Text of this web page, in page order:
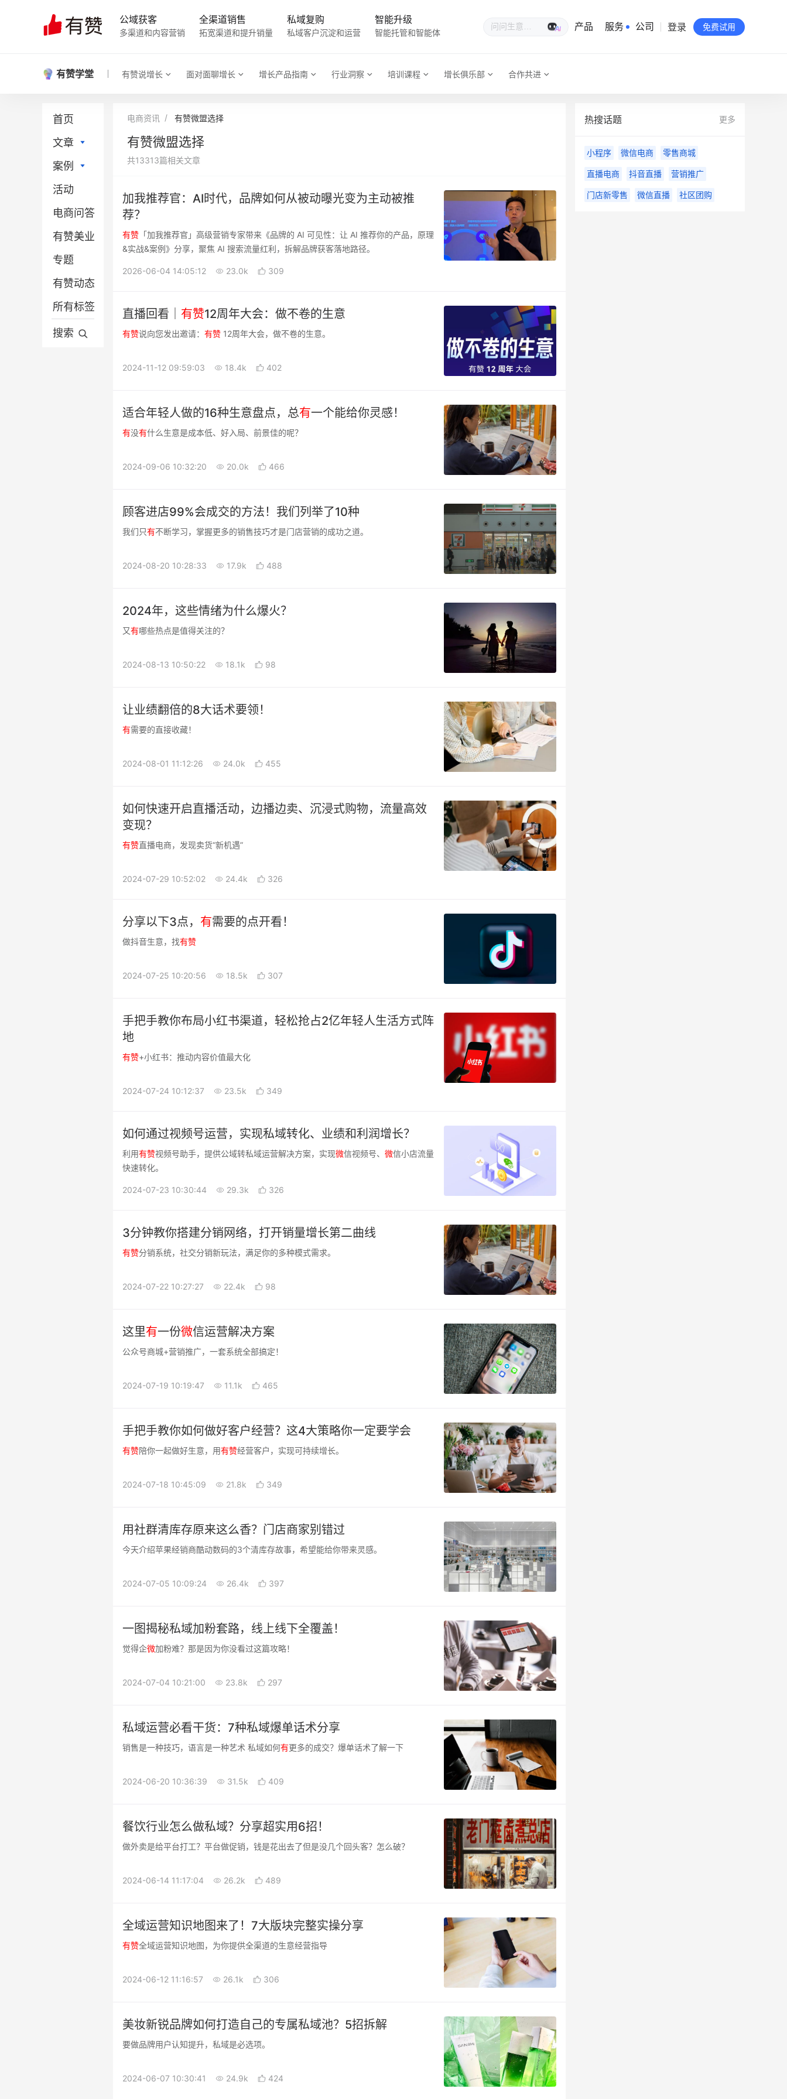
公域获客
多渠道和内容营销
全渠道销售
拓宽渠道和提升销量
私域复购
私域客户沉淀和运营
智能升级
智能托管和智能体
生意专家
产品 服务 公司
品牌物料下载
员工验证
有赞公益
登录 免费试用
有赞学堂 有赞说增长 面对面聊增长 增长产品指南 行业洞察 培训课程 增长俱乐部 合作共进
首页
文章
直播电商
社区团购
门店新零售
小程序
微信电商
营销推广
平台电商
分销供货
案例
直播电商
社区团购
门店新零售
小程序
微信电商
营销推广
平台电商
活动
电商问答
有赞美业
专题
有赞动态
所有标签
搜索
电商资讯 有赞微盟选择
有赞微盟选择
共13313篇相关文章
加我推荐官：AI时代，品牌如何从被动曝光变为主动被推
荐？
有赞 「加我推荐官」高级营销专家带来《品牌的 AI 可见性：让 AI 推荐你的产品，原理
&实战&案例》分享，聚焦 AI 搜索流量红利，拆解品牌获客落地路径。
2026-06-04 14:05:12 23.0k 309
直播回看｜ 有赞12周年大会：做不卷的生意
有赞说向您发出邀请： 有赞 12周年大会，做不卷的生意。
2024-11-12 09:59:03 18.4k 402
适合年轻人做的16种生意盘点，总有一个能给你灵感！
有没有什么生意是成本低、好入局、前景佳的呢？
2024-09-06 10:32:20 20.0k 466
顾客进店99%会成交的方法！我们列举了10种
我们只有不断学习，掌握更多的销售技巧才是门店营销的成功之道。
2024-08-20 10:28:33 17.9k 488
2024年，这些情绪为什么爆火？
又有哪些热点是值得关注的？
2024-08-13 10:50:22 18.1k 98
让业绩翻倍的8大话术要领！
有需要的直接收藏！
2024-08-01 11:12:26 24.0k 455
如何快速开启直播活动，边播边卖、沉浸式购物，流量高效
变现？
有赞直播电商，发现卖货“新机遇”
2024-07-29 10:52:02 24.4k 326
分享以下3点， 有需要的点开看！
做抖音生意，找有赞
2024-07-25 10:20:56 18.5k 307
手把手教你布局小红书渠道，轻松抢占2亿年轻人生活方式阵
地
有赞+小红书：推动内容价值最大化
2024-07-24 10:12:37 23.5k 349
如何通过视频号运营，实现私域转化、业绩和利润增长？
利用有赞视频号助手，提供公域转私域运营解决方案，实现微信视频号、 微信小店流量
快速转化。
2024-07-23 10:30:44 29.3k 326
3分钟教你搭建分销网络，打开销量增长第二曲线
有赞分销系统，社交分销新玩法，满足你的多种模式需求。
2024-07-22 10:27:27 22.4k 98
这里有一份微信运营解决方案
公众号商城+营销推广，一套系统全部搞定！
2024-07-19 10:19:47 11.1k 465
手把手教你如何做好客户经营？这4大策略你一定要学会
有赞陪你一起做好生意，用有赞经营客户，实现可持续增长。
2024-07-18 10:45:09 21.8k 349
用社群清库存原来这么香？门店商家别错过
今天介绍苹果经销商酷动数码的3个清库存故事，希望能给你带来灵感。
2024-07-05 10:09:24 26.4k 397
一图揭秘私域加粉套路，线上线下全覆盖！
觉得企微加粉难？那是因为你没看过这篇攻略！
2024-07-04 10:21:00 23.8k 297
私域运营必看干货：7种私域爆单话术分享
销售是一种技巧，语言是一种艺术 私域如何有更多的成交？爆单话术了解一下
2024-06-20 10:36:39 31.5k 409
餐饮行业怎么做私域？分享超实用6招！
做外卖是给平台打工？平台做促销，钱是花出去了但是没几个回头客？怎么破？
2024-06-14 11:17:04 26.2k 489
全域运营知识地图来了！7大版块完整实操分享
有赞全域运营知识地图，为你提供全渠道的生意经营指导
2024-06-12 11:16:57 26.1k 306
美妆新锐品牌如何打造自己的专属私域池？5招拆解
要做品牌用户认知提升，私域是必选项。
2024-06-07 10:30:41 24.9k 424
热搜话题 更多
小程序 微信电商 零售商城
直播电商 抖音直播 营销推广
门店新零售 微信直播 社区团购